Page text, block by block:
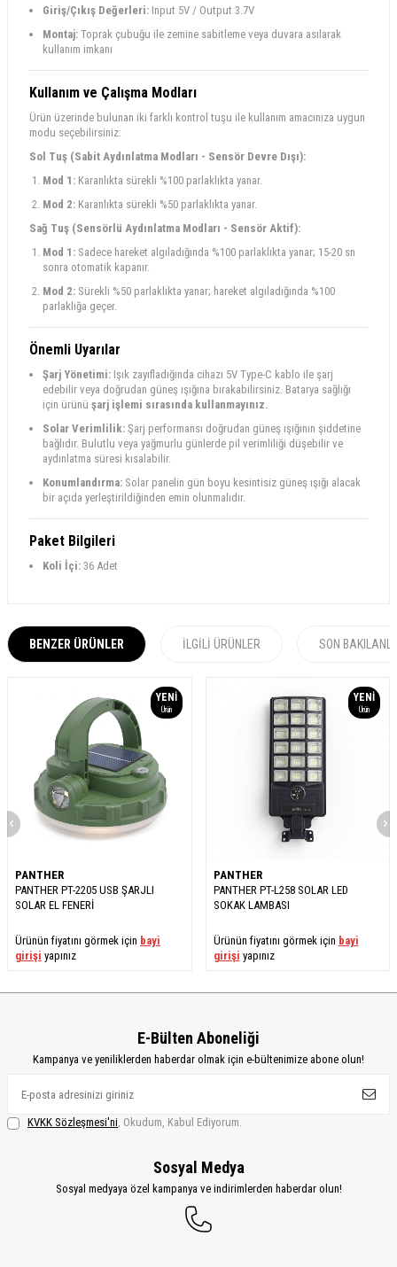
Giriş/Çıkış Değerleri: Input 5V / Output 3.7V
Montaj: Toprak çubuğu ile zemine sabitleme veya duvara asılarak
kullanım imkanı
Kullanım ve Çalışma Modları
Ürün üzerinde bulunan iki farklı kontrol tuşu ile kullanım amacınıza uygun
modu seçebilirsiniz:
Sol Tuş (Sabit Aydınlatma Modları - Sensör Devre Dışı):
Mod 1: Karanlıkta sürekli %100 parlaklıkta yanar.
Mod 2: Karanlıkta sürekli %50 parlaklıkta yanar.
Sağ Tuş (Sensörlü Aydınlatma Modları - Sensör Aktif):
Mod 1: Sadece hareket algıladığında %100 parlaklıkta yanar; 15-20 sn
sonra otomatik kapanır.
Mod 2: Sürekli %50 parlaklıkta yanar; hareket algıladığında %100
parlaklığa geçer.
Önemli Uyarılar
Şarj Yönetimi: Işık zayıfladığında cihazı 5V Type-C kablo ile şarj
edebilir veya doğrudan güneş ışığına bırakabilirsiniz. Batarya sağlığı
için ürünü şarj işlemi sırasında kullanmayınız.
Solar Verimlilik: Şarj performansı doğrudan güneş ışığının şiddetine
bağlıdır. Bulutlu veya yağmurlu günlerde pil verimliliği düşebilir ve
aydınlatma süresi kısalabilir.
Konumlandırma: Solar panelin gün boyu kesintisiz güneş ışığı alacak
bir açıda yerleştirildiğinden emin olunmalıdır.
Paket Bilgileri
Koli İçi: 36 Adet
BENZER ÜRÜNLER İLGILI ÜRÜNLER SON
YENI
Ürün
PANTHER
PANTHER PT-2205 USB ŞARJLI
SOLAR EL FENERİ
Ürünün fiyatını görmek için bayi
girişi yapınız
YENI
Ürün
PANTHER
PANTHER PT-L258 SOLAR LED
SOKAK LAMBASI
Ürünün fiyatını görmek için bayi
girişi yapınız
E-Bülten Aboneliği
Kampanya ve yeniliklerden haberdar olmak için e-bültenimize abone olun!
KVKK Sözleşmesi'ni, Okudum, Kabul Ediyorum.
Sosyal Medya
Sosyal medyaya özel kampanya ve indirimlerden haberdar olun!